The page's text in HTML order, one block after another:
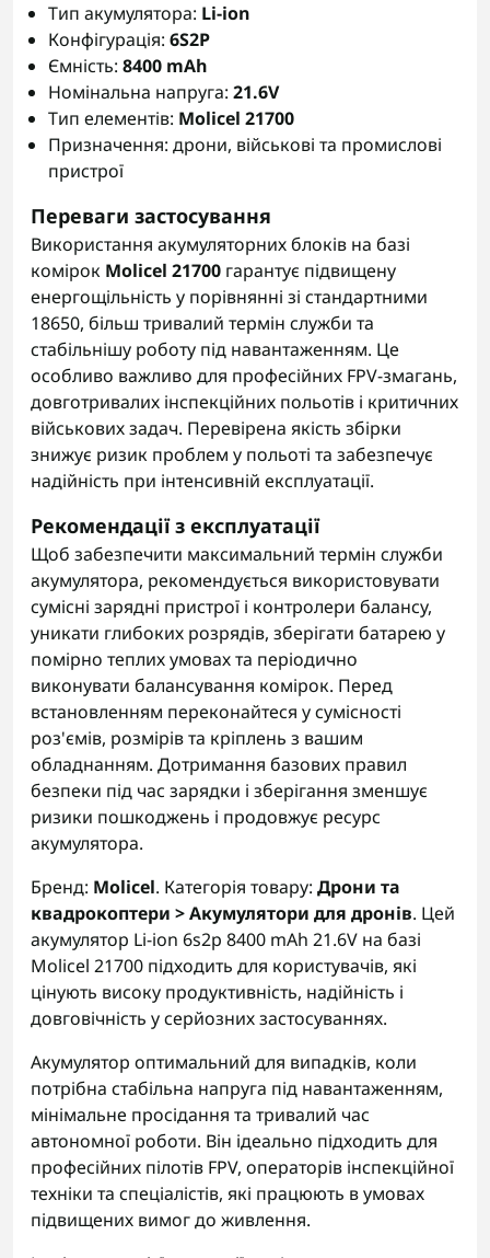
Тип акумулятора: Li-ion
Конфігурація: 6S2P
Ємність: 8400 mAh
Номінальна напруга: 21.6V
Тип елементів: Molicel 21700
Призначення: дрони, військові та промислові
пристрої
Переваги застосування
Використання акумуляторних блоків на базі
комірок Molicel 21700 гарантує підвищену
енергощільність у порівнянні зі стандартними
18650, більш тривалий термін служби та
стабільнішу роботу під навантаженням. Це
особливо важливо для професійних FPV-змагань,
довготривалих інспекційних польотів і критичних
військових задач. Перевірена якість збірки
знижує ризик проблем у польоті та забезпечує
надійність при інтенсивній експлуатації.
Рекомендації з експлуатації
Щоб забезпечити максимальний термін служби
акумулятора, рекомендується використовувати
сумісні зарядні пристрої і контролери балансу,
уникати глибоких розрядів, зберігати батарею у
помірно теплих умовах та періодично
виконувати балансування комірок. Перед
встановленням переконайтеся у сумісності
роз'ємів, розмірів та кріплень з вашим
обладнанням. Дотримання базових правил
безпеки під час зарядки і зберігання зменшує
ризики пошкоджень і продовжує ресурс
акумулятора.
Бренд: Molicel. Категорія товару: Дрони та
квадрокоптери > Акумулятори для дронів. Цей
акумулятор Li-ion 6s2p 8400 mAh 21.6V на базі
Molicel 21700 підходить для користувачів, які
цінують високу продуктивність, надійність і
довговічність у серйозних застосуваннях.
Акумулятор оптимальний для випадків, коли
потрібна стабільна напруга під навантаженням,
мінімальне просідання та тривалий час
автономної роботи. Він ідеально підходить для
професійних пілотів FPV, операторів інспекційної
техніки та спеціалістів, які працюють в умовах
підвищених вимог до живлення.